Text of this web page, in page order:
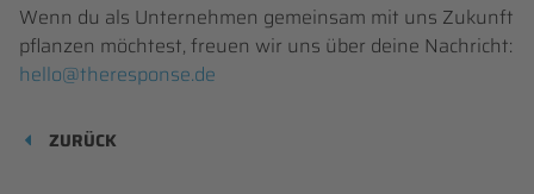
Wenn du als Unternehmen gemeinsam mit uns Zukunft
pflanzen möchtest, freuen wir uns über deine Nachricht:
hello@theresponse.de
ZURÜCK